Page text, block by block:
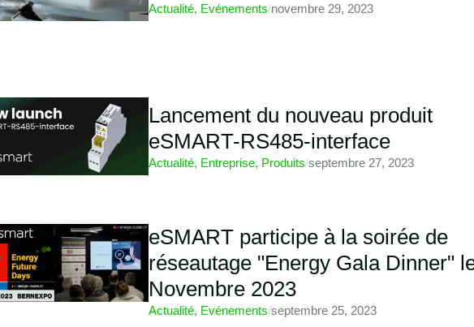
Actualité, Evénements/novembre 29, 2023
Lancement du nouveau produit
eSMART-RS485-interface
Actualité, Entreprise, Produits/septembre 27, 2023
eSMART participe à la soirée de
réseautage "Energy Gala Dinner"
Novembre 2023
Actualité, Evénements/septembre 25, 2023